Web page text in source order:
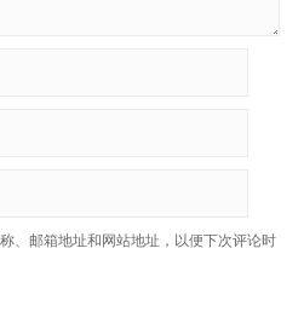
、邮箱地址和网站地址，以便下次评论时